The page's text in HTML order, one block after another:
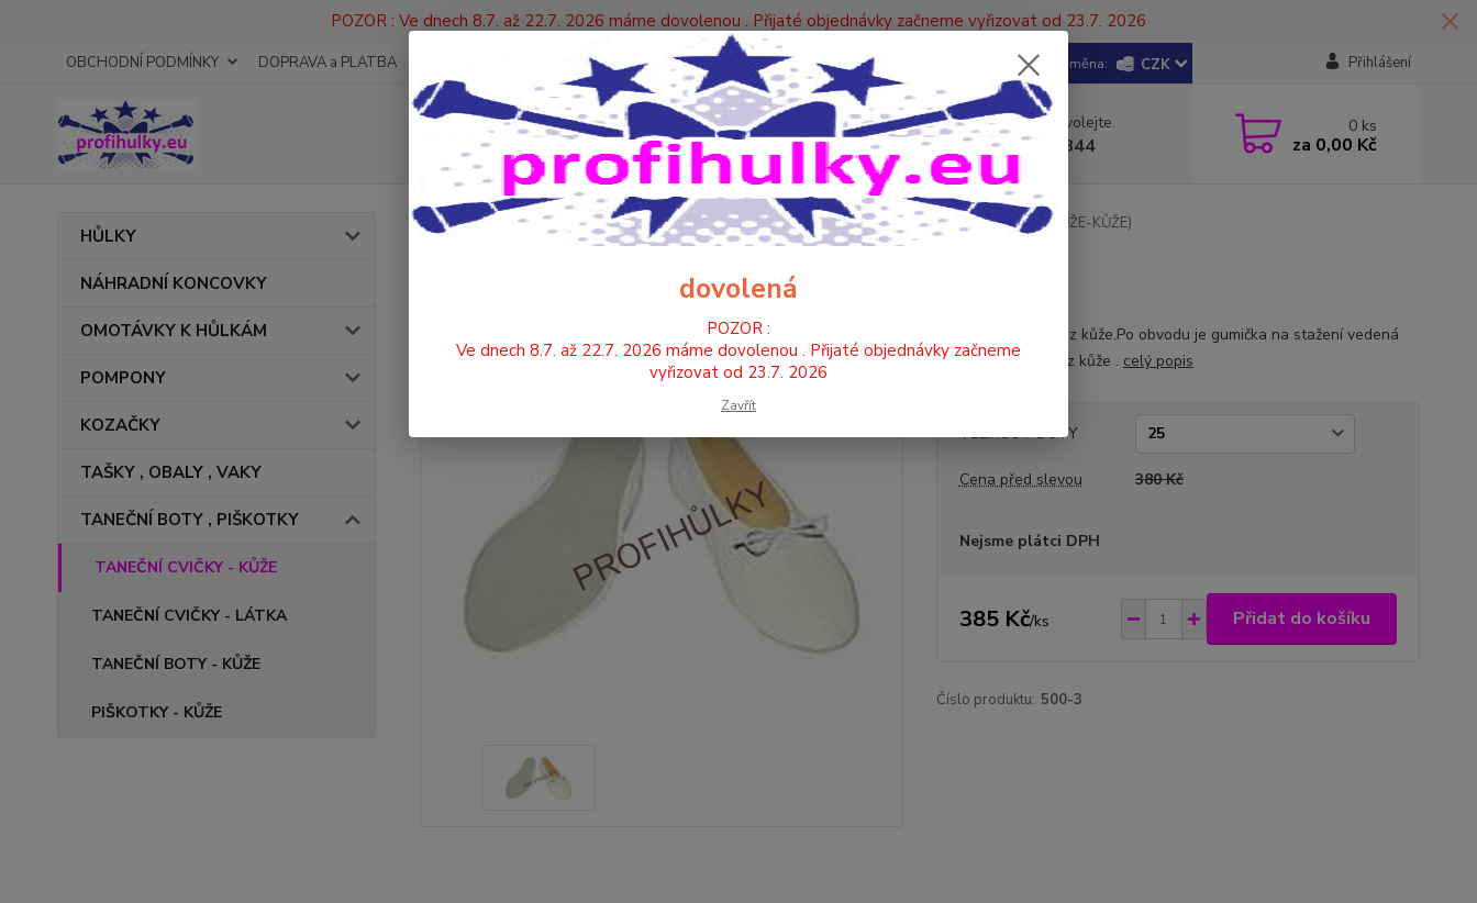
POZOR : Ve dnech 8.7. až 22.7. 2026 máme dovolenou . Přijaté objednávky začneme vyřizovat od 23.7. 2026
OBCHODNÍ PODMÍNKY DOPRAVA a PLATBA CZK Přihlášení
Hledat Nevíte si rady? Zavolejte.
+420 602 446 844
0 ks
za 0,00 Kč
HŮLKY
NÁHRADNÍ KONCOVKY
OMOTÁVKY K HŮLKÁM
POMPONY
KOZAČKY
TAŠKY , OBALY , VAKY
TANEČNÍ BOTY , PIŠKOTKY
TANEČNÍ CVIČKY - KŮŽE
TANEČNÍ CVIČKY - LÁTKA
TANEČNÍ BOTY - KŮŽE
PIŠKOTKY - KŮŽE
Úvod TANEČNÍ BOTY , PIŠKOTKY TANEČNÍ CVIČKY - KŮŽE TANEČNÍ CVIČKY - BÍLÉ (KŮŽE-KŮŽE)
TANEČNÍ CVIČKY - BÍLÉ (KŮŽE-KŮŽE)
Cvičky v provedení z kůže.Po obvodu je gumička na stažení vedená
tunýlkem.Podešev z kůže . celý popis
VELIKOST BOTY
Cena před slevou 380 Kč
Nejsme plátci DPH
385 Kč/ks Přidat do košíku
Číslo produktu: 500-3
dovolená
POZOR :
Ve dnech 8.7. až 22.7. 2026 máme dovolenou . Přijaté objednávky začneme
vyřizovat od 23.7. 2026
Zavřít